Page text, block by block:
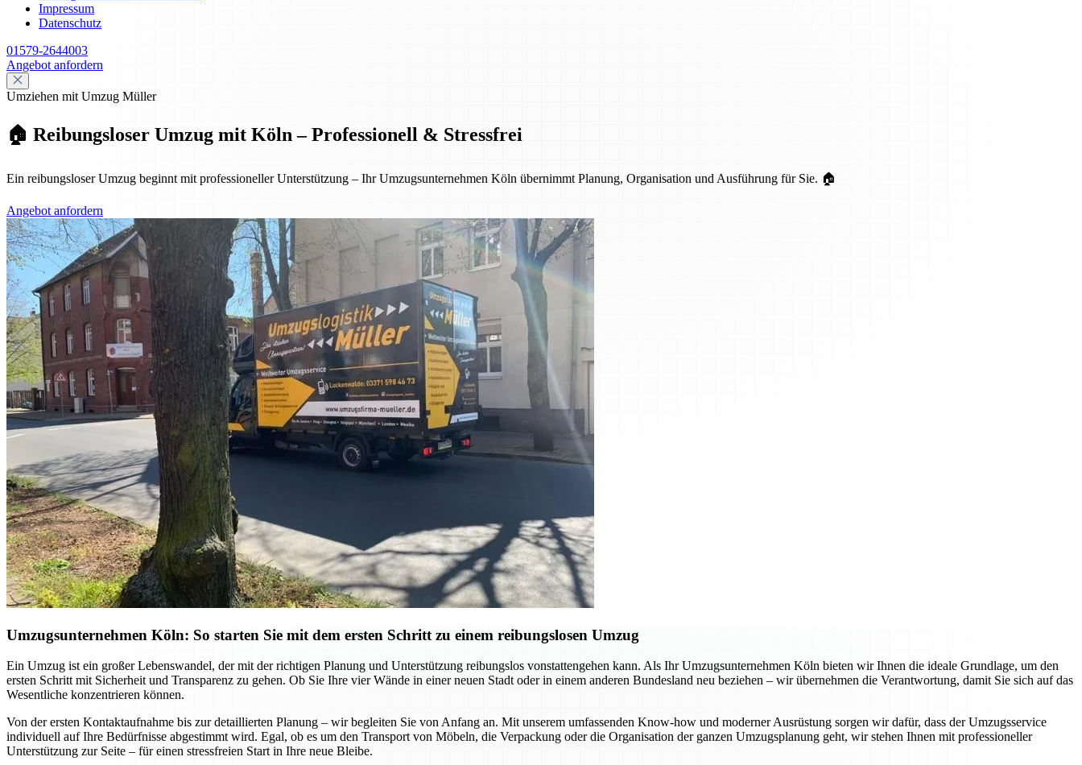
Impressum
Datenschutz
01579-2644003
Angebot anfordern
Umziehen mit Umzug Müller
🏠 Reibungsloser Umzug mit Köln – Professionell & Stressfrei
Ein reibungsloser Umzug beginnt mit professioneller Unterstützung – Ihr Umzugsunternehmen Köln übernimmt Planung, Organisation und Ausführung für Sie. 🏠
Angebot anfordern
Umzugsunternehmen Köln: So starten Sie mit dem ersten Schritt zu einem reibungslosen Umzug
Ein Umzug ist ein großer Lebenswandel, der mit der richtigen Planung und Unterstützung reibungslos vonstattengehen kann. Als Ihr Umzugsunternehmen Köln bieten wir Ihnen die ideale Grundlage, um den
ersten Schritt mit Sicherheit und Transparenz zu gehen. Ob Sie Ihre vier Wände in einer neuen Stadt oder in einem anderen Bundesland neu beziehen – wir übernehmen die Verantwortung, damit Sie sich auf das
Wesentliche konzentrieren können.
Von der ersten Kontaktaufnahme bis zur detaillierten Planung – wir begleiten Sie von Anfang an. Mit unserem umfassenden Know-how und moderner Ausrüstung sorgen wir dafür, dass der Umzugsservice
individuell auf Ihre Bedürfnisse abgestimmt wird. Egal, ob es um den Transport von Möbeln, die Verpackung oder die Organisation der ganzen Umzugsplanung geht, wir stehen Ihnen mit professioneller
Unterstützung zur Seite – für einen stressfreien Start in Ihre neue Bleibe.